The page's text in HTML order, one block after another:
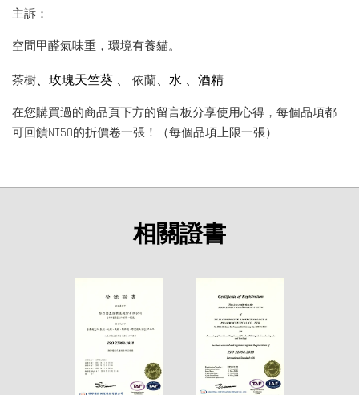
主訴：
空間甲醛氣味重，環境有養貓。
茶樹、玫瑰天竺葵 、 依蘭、水 、酒精
在您購買過的商品頁下方的留言板分享使用心得，每個品項都
可回饋NT50的折價卷一張！（每個品項上限一張）
相關證書